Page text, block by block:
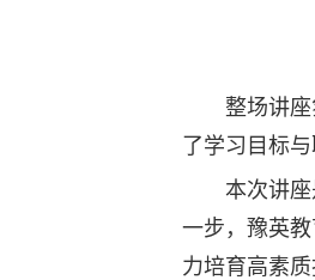
整场讲
了学习目标
本次讲
一步，豫英
力培育高素